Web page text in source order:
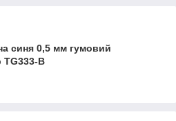
синя 0,5 мм гумовий
TG333-B